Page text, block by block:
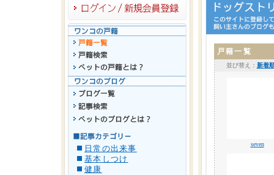
日常の出来事
基本しつけ
健康
戸籍一覧
並び替え： 新着
seven